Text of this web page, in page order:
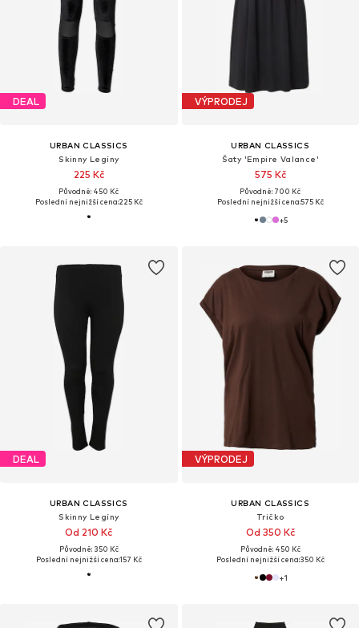
DEAL
URBAN CLASSICS
Skinny Legíny
225 Kč
Původně: 450 Kč
Poslední nejnižší cena:225 Kč
VÝPRODEJ
URBAN CLASSICS
Šaty 'Empire Valance'
575 Kč
Původně: 700 Kč
Poslední nejnižší cena:575 Kč
+5
DEAL
URBAN CLASSICS
Skinny Legíny
Od 210 Kč
Původně: 350 Kč
Poslední nejnižší cena:157 Kč
VÝPRODEJ
URBAN CLASSICS
Tričko
Od 350 Kč
Původně: 450 Kč
Poslední nejnižší cena:350 Kč
+1